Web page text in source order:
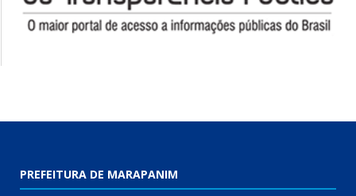
PREFEITURA DE MARAPANIM